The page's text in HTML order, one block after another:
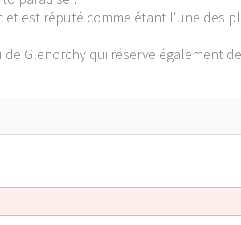
est réputé comme étant l'une des
Glenorchy qui réserve également